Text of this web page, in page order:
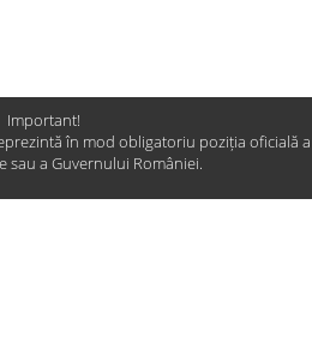
Important!
în mod obligatoriu poziția oficială a
sau a Guvernului României.